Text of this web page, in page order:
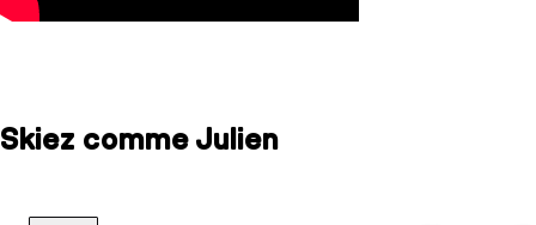
Skiez comme Julien